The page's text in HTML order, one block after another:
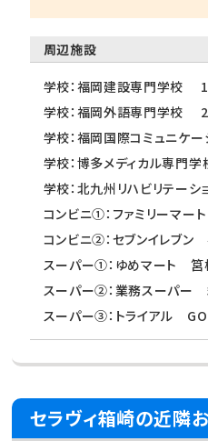
周辺施設
学校：福岡建設専門学校
学校：福岡外語専門学校
学校：福岡国際コミュニケ
学校：博多メディカル専門
学校：北九州リハビリテー
コンビニ①：ファミリーマ
コンビニ②：セブンイレブ
スーパー①：ゆめマート
スーパー②：業務スーパ
スーパー③：トライアル
セラヴィ箱崎の近隣